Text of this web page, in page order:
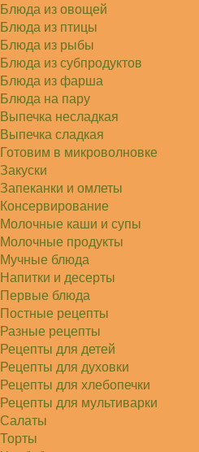
Блюда из овощей
Блюда из птицы
Блюда из рыбы
Блюда из субпродуктов
Блюда из фарша
Блюда на пару
Выпечка несладкая
Выпечка сладкая
Готовим в микроволновке
Закуски
Запеканки и омлеты
Консервирование
Молочные каши и супы
Молочные продукты
Мучные блюда
Напитки и десерты
Первые блюда
Постные рецепты
Разные рецепты
Рецепты для детей
Рецепты для духовки
Рецепты для хлебопечки
Рецепты для мультиварки
Салаты
Торты